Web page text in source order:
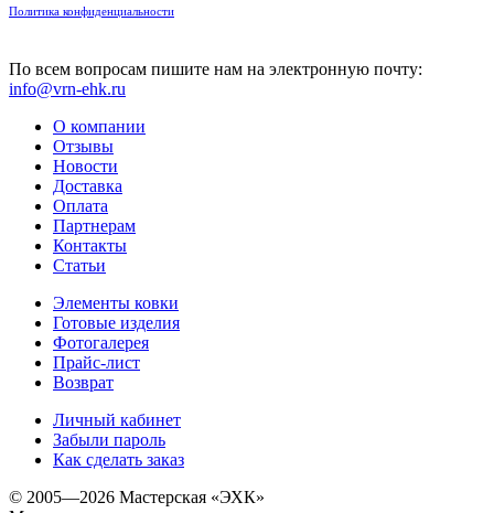
Политика конфиденциальности
По всем вопросам пишите нам на электронную почту:
info@vrn-ehk.ru
О компании
Отзывы
Новости
Доставка
Оплата
Партнерам
Контакты
Статьи
Элементы ковки
Готовые изделия
Фотогалерея
Прайс-лист
Возврат
Личный кабинет
Забыли пароль
Как сделать заказ
© 2005—2026 Мастерская «ЭХК»